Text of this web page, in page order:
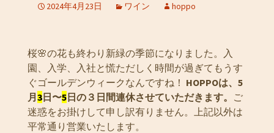
2024年4月23日 ワイン hoppo
桜🌸の花も終わり新緑の季節になりました。入
園、入学、入社と慌ただしく時間が過ぎてもうす
ぐゴールデンウィークなんですね！ HOPPOは、5
月 3日〜5日の３日間連休させていただきます。 ご
迷惑をお掛けして申し訳有りません。上記以外は
平常通り営業いたします。